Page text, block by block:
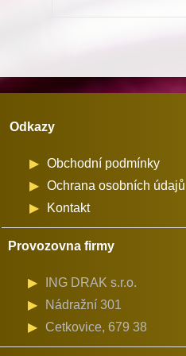
Odkazy
Obchodní podmínky
Ochrana osobních údajů
Kontakt
Provozovna firmy
ING DRAK s.r.o.
Nádražní 301
Cetkovice, 679 38